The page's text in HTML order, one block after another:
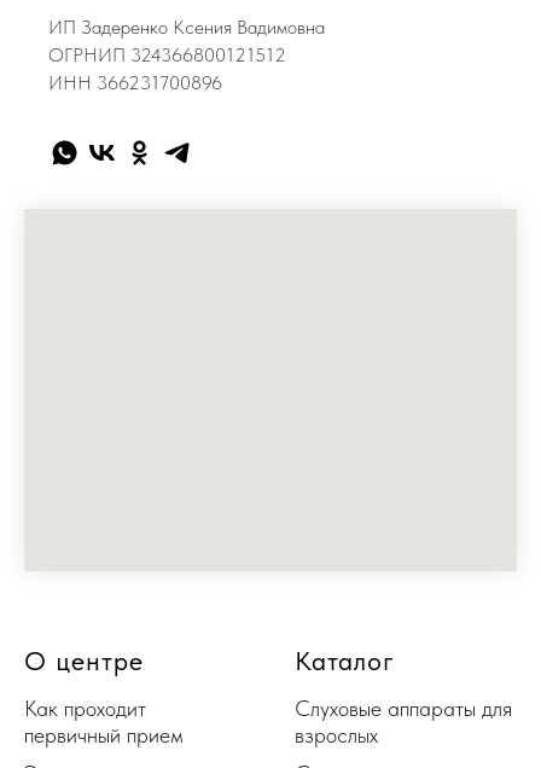
ИП Задеренко Ксения Вадимовна
ОГРНИП 324366800121512
ИНН 366231700896
О центре
Как проходит
первичный прием
Каталог
Слуховые аппараты для
взрослых